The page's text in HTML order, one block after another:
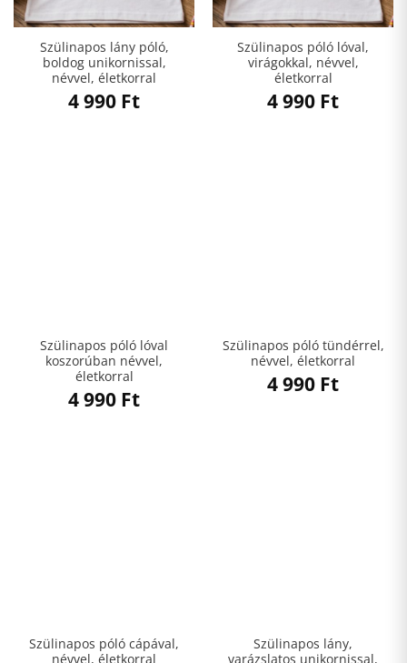
Szülinapos lány póló,
boldog unikornissal,
névvel, életkorral
4 990 Ft
Szülinapos póló lóval,
virágokkal, névvel,
életkorral
4 990 Ft
Szülinapos póló lóval
koszorúban névvel,
életkorral
4 990 Ft
Szülinapos póló tündérrel,
névvel, életkorral
4 990 Ft
Szülinapos póló cápával,
névvel, életkorral
Szülinapos lány,
varázslatos unikornissal,